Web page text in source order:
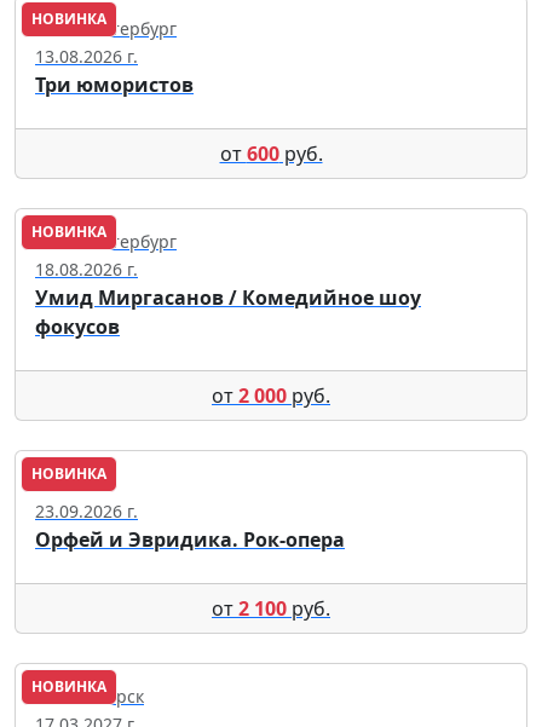
НОВИНКА
Санкт-Петербург
13.08.2026 г.
Три юмористов
от600руб.
НОВИНКА
Санкт-Петербург
18.08.2026 г.
Умид Миргасанов / Комедийное шоу
фокусов
от2 000 руб.
НОВИНКА
Томск
23.09.2026 г.
Орфей и Эвридика. Рок-опера
от2 100 руб.
НОВИНКА
Новосибирск